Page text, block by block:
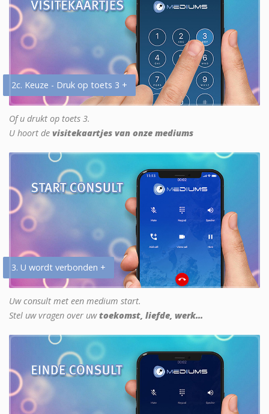
2c. Keuze - Druk op toets 3 +
Of u drukt op toets 3.
U hoort de visitekaartjes van onze mediums
3. U wordt verbonden +
Uw consult met een medium start.
Stel uw vragen over uwtoekomst, liefde, werk...